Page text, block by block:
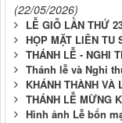
(22/05/2026)
LỄ GIỖ LẦN THỨ
HỌP MẶT LIÊN TU
THÁNH LỄ - NGHI
Thánh lễ và Nghi
KHÁNH THÀNH VÀ
THÁNH LỄ MỪNG
Hình ảnh Lễ bổn